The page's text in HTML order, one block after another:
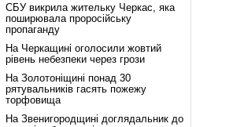
СБУ викрила жительку Черкас, яка
поширювала проросійську
пропаганду
На Черкащині оголосили жовтий
рівень небезпеки через грози
На Золотоніщині понад 30
рятувальників гасять пожежу
торфовища
На Звенигородщині доглядальник до